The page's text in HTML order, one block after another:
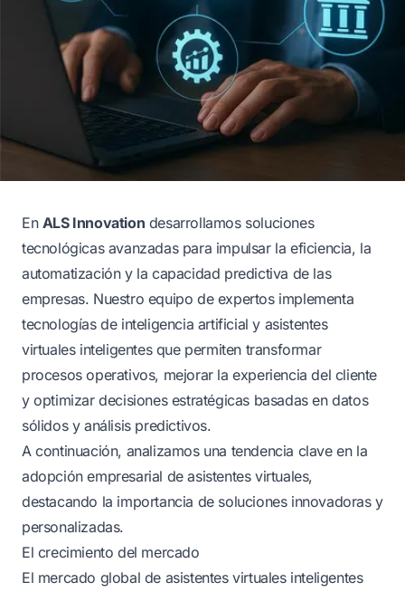
En ALS Innovation desarrollamos soluciones
tecnológicas avanzadas para impulsar la eficiencia, la
automatización y la capacidad predictiva de las
empresas. Nuestro equipo de expertos implementa
tecnologías de inteligencia artificial y asistentes
virtuales inteligentes que permiten transformar
procesos operativos, mejorar la experiencia del cliente
y optimizar decisiones estratégicas basadas en datos
sólidos y análisis predictivos.
A continuación, analizamos una tendencia clave en la
adopción empresarial de asistentes virtuales,
destacando la importancia de soluciones innovadoras y
personalizadas.
El crecimiento del mercado
El mercado global de asistentes virtuales inteligentes